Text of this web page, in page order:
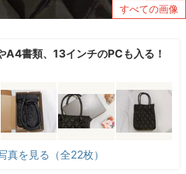
すべての画像
A4書類、13インチのPCも入る！
真を見る（全22枚）